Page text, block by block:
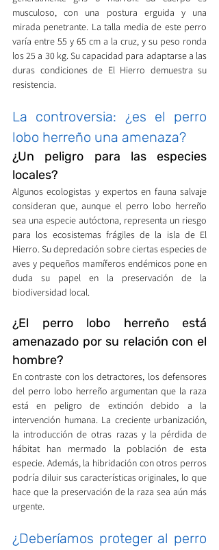
musculoso, con una postura erguida y una
mirada penetrante. La talla media de este perro
varía entre 55 y 65 cm a la cruz, y su peso ronda
los 25 a 30 kg. Su capacidad para adaptarse a las
duras condiciones de El Hierro demuestra su
resistencia.
La controversia: ¿es el perro
lobo herreño una amenaza?
¿Un peligro para las especies
locales?
Algunos ecologistas y expertos en fauna salvaje
consideran que, aunque el perro lobo herreño
sea una especie autóctona, representa un riesgo
para los ecosistemas frágiles de la isla de El
Hierro. Su depredación sobre ciertas especies de
aves y pequeños mamíferos endémicos pone en
duda su papel en la preservación de la
biodiversidad local.
¿El perro lobo herreño está
amenazado por su relación con el
hombre?
En contraste con los detractores, los defensores
del perro lobo herreño argumentan que la raza
está en peligro de extinción debido a la
intervención humana. La creciente urbanización,
la introducción de otras razas y la pérdida de
hábitat han mermado la población de esta
especie. Además, la hibridación con otros perros
podría diluir sus características originales, lo que
hace que la preservación de la raza sea aún más
urgente.
¿Deberíamos proteger al perro